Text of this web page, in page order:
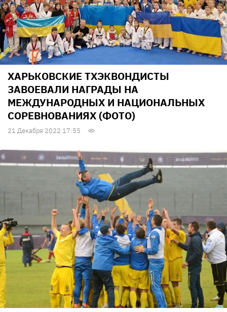
ХАРЬКОВСКИЕ ТХЭКВОНДИСТЫ
ЗАВОЕВАЛИ НАГРАДЫ НА
МЕЖДУНАРОДНЫХ И НАЦИОНАЛЬНЫХ
СОРЕВНОВАНИЯХ (ФОТО)
21 Декабря 2022 17:55